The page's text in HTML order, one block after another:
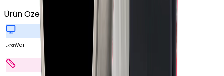
Ürün Özellikleri
Tümünü Gör
EkranVar